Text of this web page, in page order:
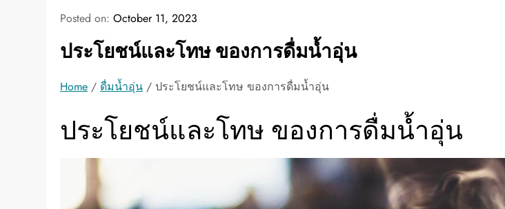
Posted on:October 11, 2023
ประโยชน์และโทษ ของการดื่มน้ำอุ่น
Home / ดื่มน้ำอุ่น / ประโยชน์และโทษ ของการดื่มน้ำอุ่น
ประโยชน์และโทษ ของการดื่มน้ำอุ่น